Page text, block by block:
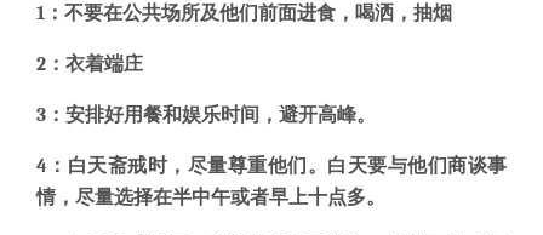
1：不要在公共场所及他们前面进食，喝洒，抽烟
2：衣着端庄
3：安排好用餐和娱乐时间，避开高峰。
4：白天斋戒时，尽量尊重他们。白天要与他们商谈事
情，尽量选择在半中午或者早上十点多。